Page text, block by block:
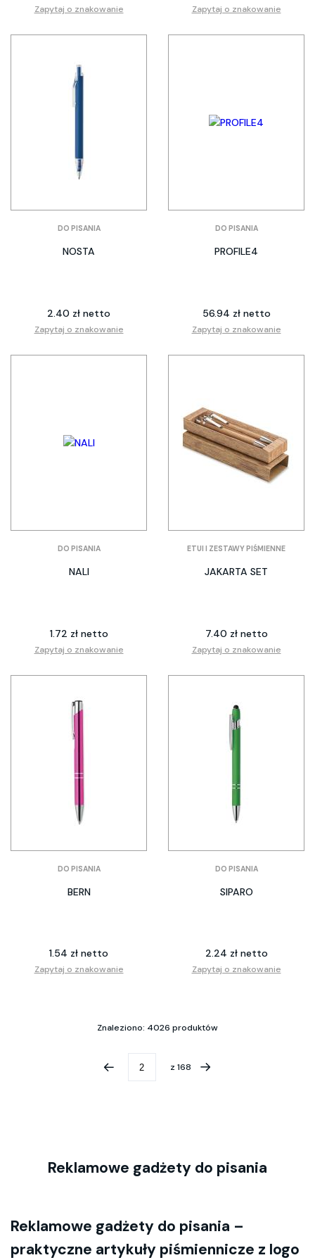
Zapytaj o znakowanie Zapytaj o znakowanie
DO PISANIA
NOSTA
2.40 zł netto
Zapytaj o znakowanie
DO PISANIA
PROFILE4
56.94 zł netto
Zapytaj o znakowanie
DO PISANIA
NALI
1.72 zł netto
Zapytaj o znakowanie
ETUI I ZESTAWY PIŚMIENNE
JAKARTA SET
7.40 zł netto
Zapytaj o znakowanie
DO PISANIA
BERN
1.54 zł netto
Zapytaj o znakowanie
DO PISANIA
SIPARO
2.24 zł netto
Zapytaj o znakowanie
Znaleziono: 4026 produktów
z 168
Reklamowe gadżety do pisania
Reklamowe gadżety do pisania –
praktyczne artykuły piśmiennicze z logo